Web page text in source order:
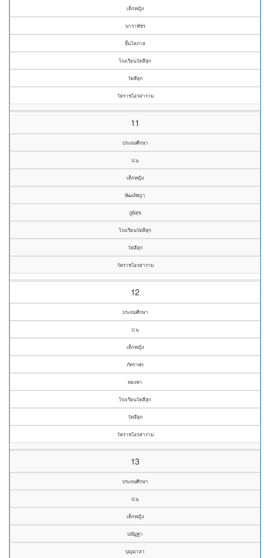
เด็กหญิง
นาราพัชร
ลิ้มโสภาส
โรงเรียนวัดสีสุก
วัดสีสุก
วัดราชโอรสาราม
11
ประถมศึกษา
ป.๖
เด็กหญิง
พัฒน์ชญา
ภูมิสุข
โรงเรียนวัดสีสุก
วัดสีสุก
วัดราชโอรสาราม
12
ประถมศึกษา
ป.๖
เด็กหญิง
ภัทราพร
ทองพา
โรงเรียนวัดสีสุก
วัดสีสุก
วัดราชโอรสาราม
13
ประถมศึกษา
ป.๖
เด็กหญิง
ปณิฏฐา
บุญมาลา